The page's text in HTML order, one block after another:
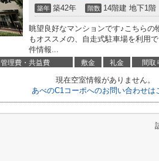
築年 築42年 階数 14階建 地下1階
眺望良好なマンションです♪こちら
もオススメの、自走式駐車場を利用
件情報...
管理費・共益費 敷金 礼金 間取
現在空室情報がありません。
あべのC1コーポへのお問い合わせは